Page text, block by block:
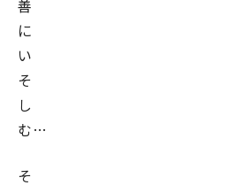
善
に
い
そ
し
む…
そ